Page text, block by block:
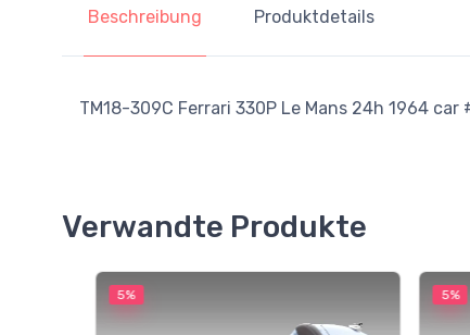
Beschreibung Produktdetails
TM18-309C Ferrari 330P Le Mans 24h 1964
Verwandte Produkte
5% 5%